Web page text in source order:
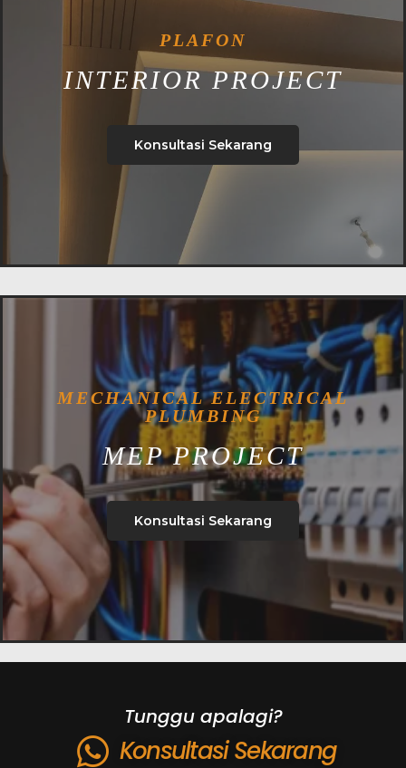
PLAFON
INTERIOR PROJECT
Konsultasi Sekarang
MECHANICAL ELECTRICAL
PLUMBING
MEP PROJECT
Konsultasi Sekarang
Tunggu apalagi?
Konsultasi Sekarang